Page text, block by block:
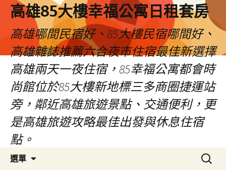
高雄85大樓幸福公寓日租套房
高雄哪間民宿好、85大樓民宿哪間好、
高雄雜誌推薦六合夜市住宿最佳新選擇
高雄兩天一夜住宿，85幸福公寓都會時
尚館位於85大樓新地標三多商圈捷運站
旁，鄰近高雄旅遊景點、交通便利，更
是高雄旅遊攻略最佳出發與休息住宿
點。
選單
搜
尋